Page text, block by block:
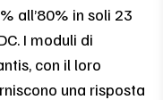
all’80% in soli 23
I moduli di
con il loro
una risposta